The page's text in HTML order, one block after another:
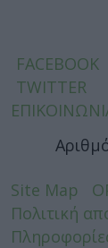
FACEBOOK
TWITTER
Site Map
Πολιτική